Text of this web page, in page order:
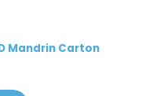
Mandrin Carton